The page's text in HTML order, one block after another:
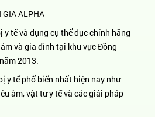
GIA ALPHA
y tế và dụng cụ thể dục chính hãng
và gia đình tại khu vực Đồng
2013.
y tế phổ biến nhất hiện nay như
âm, vật tư y tế và các giải pháp